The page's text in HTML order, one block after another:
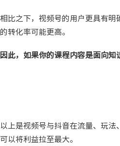
相比之下，视频号的用户更具有
的转化率可能更高。
因此，如果你的课程内容是面向
以上是视频号与抖音在流量、玩
可以将利益拉至最大。